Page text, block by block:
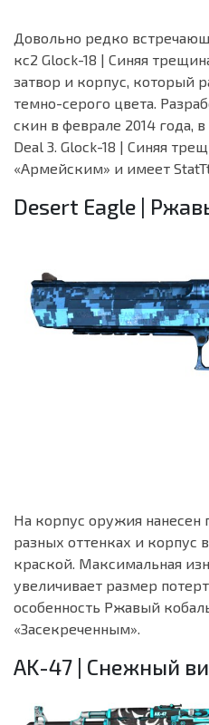
Довольно редко
кс2 Glock-18 | Синяя
затвор и корпус, который
темно-серого цвета.
скин в феврале 2014 года,
Deal 3. Glock-18 | Синяя
«Армейским» и имеет
Desert Eagle |
На корпус оружия
разных оттенках и корпус
краской. Максимальная
увеличивает размер
особенность Ржавый
«Засекреченным».
AK-47 | Снежный